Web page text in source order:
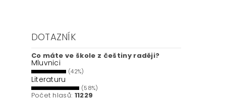
DOTAZNÍK
Co máte ve škole z češtiny raději?
Mluvnici
(42%)
Literaturu
(58%)
Počet hlasů: 11229